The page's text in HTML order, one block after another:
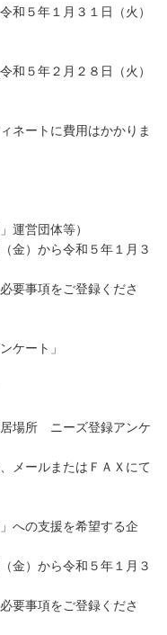
５年１月３１日（火）
５年２月２８日（火）
ートに費用はかかりま
営団体等）
）から令和５年１月３
事項をご登録くださ
ート」
場所 ニーズ登録アンケ
ールまたはＦＡＸにて
への支援を希望する企
）から令和５年１月３
事項をご登録くださ